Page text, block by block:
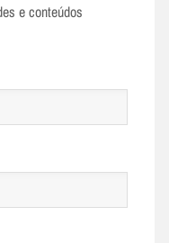
e conteúdos